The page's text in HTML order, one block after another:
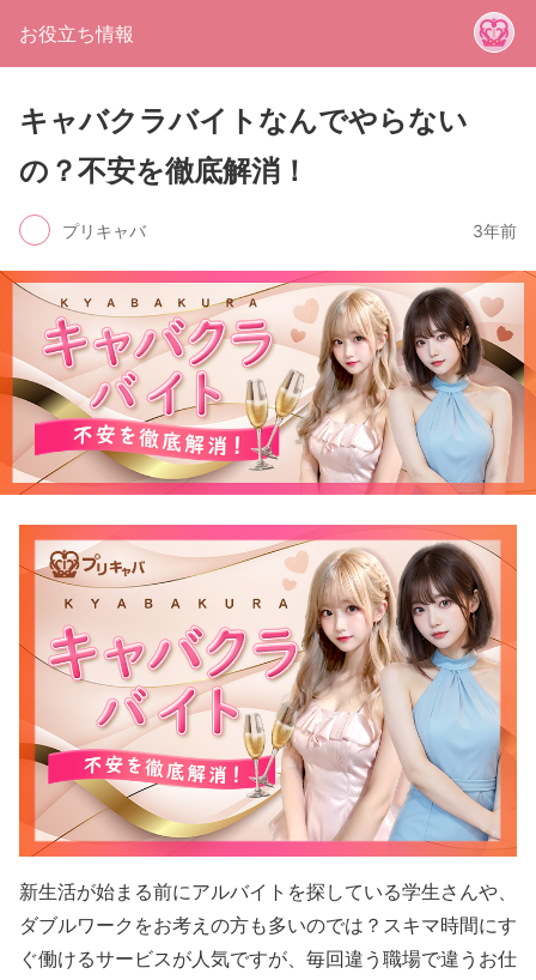
お役立ち情報
キャバクラバイトなんでやらない
の？不安を徹底解消！
プリキャバ 3年前
新生活が始まる前にアルバイトを探している学生さんや、
ダブルワークをお考えの方も多いのでは？スキマ時間にす
ぐ働けるサービスが人気ですが、毎回違う職場で違うお仕